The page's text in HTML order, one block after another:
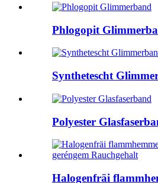
Phlogopit
Synthetescht
Polyester
Halogenfräi